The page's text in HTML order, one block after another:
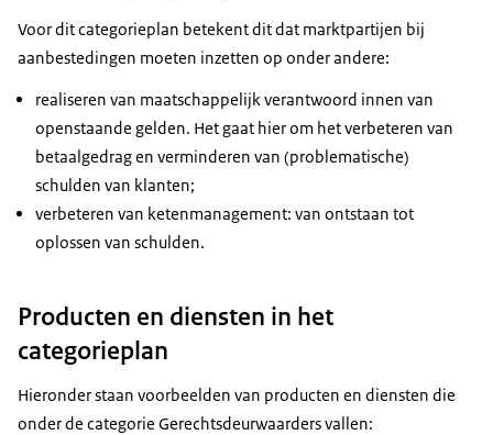
Voor dit categorieplan betekent dit dat marktpartijen bij
aanbestedingen moeten inzetten op onder andere:
realiseren van maatschappelijk verantwoord innen van
openstaande gelden. Het gaat hier om het verbeteren van
betaalgedrag en verminderen van (problematische)
schulden van klanten;
verbeteren van ketenmanagement: van ontstaan tot
oplossen van schulden.
Producten en diensten in het
categorieplan
Hieronder staan voorbeelden van producten en diensten die
onder de categorie Gerechtsdeurwaarders vallen: